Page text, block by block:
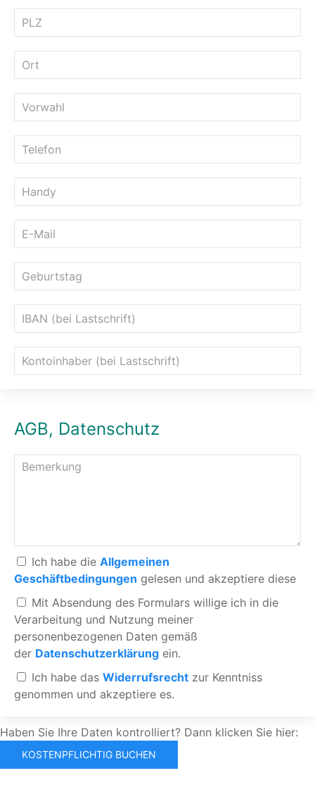
AGB, Datenschutz
Ich habe die Allgemeinen
Geschäftbedingungen gelesen und akzeptiere diese
Mit Absendung des Formulars willige ich in die
Verarbeitung und Nutzung meiner
personenbezogenen Daten gemäß
der Datenschutzerklärung ein.
Ich habe das Widerrufsrecht zur Kenntniss
genommen und akzeptiere es.
Haben Sie Ihre Daten kontrolliert? Dann klicken Sie hier: